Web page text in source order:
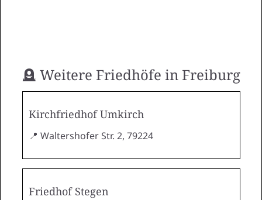
🪦 Weitere Friedhöfe in Freiburg
Kirchfriedhof Umkirch
📍 Waltershofer Str. 2, 79224
Friedhof Stegen